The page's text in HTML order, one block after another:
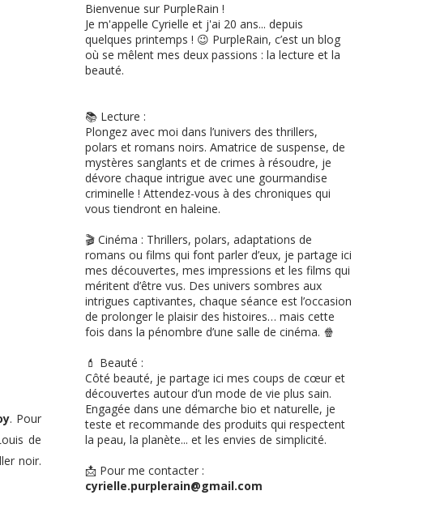
. Pour
de
noir.
Bienvenue sur PurpleRain !
Je m'appelle Cyrielle et j'ai 20 ans... depuis
quelques printemps ! 😉 PurpleRain, c’est un blog
où se mêlent mes deux passions : la lecture et la
beauté.
📚 Lecture :
Plongez avec moi dans l’univers des thrillers,
polars et romans noirs. Amatrice de suspense, de
mystères sanglants et de crimes à résoudre, je
dévore chaque intrigue avec une gourmandise
criminelle ! Attendez-vous à des chroniques qui
vous tiendront en haleine.
🎬 Cinéma : Thrillers, polars, adaptations de
romans ou films qui font parler d’eux, je partage ici
mes découvertes, mes impressions et les films qui
méritent d’être vus. Des univers sombres aux
intrigues captivantes, chaque séance est l’occasion
de prolonger le plaisir des histoires… mais cette
fois dans la pénombre d’une salle de cinéma. 🍿
💄 Beauté :
Côté beauté, je partage ici mes coups de cœur et
découvertes autour d’un mode de vie plus sain.
Engagée dans une démarche bio et naturelle, je
teste et recommande des produits qui respectent
la peau, la planète... et les envies de simplicité.
📩 Pour me contacter :
cyrielle.purplerain@gmail.com